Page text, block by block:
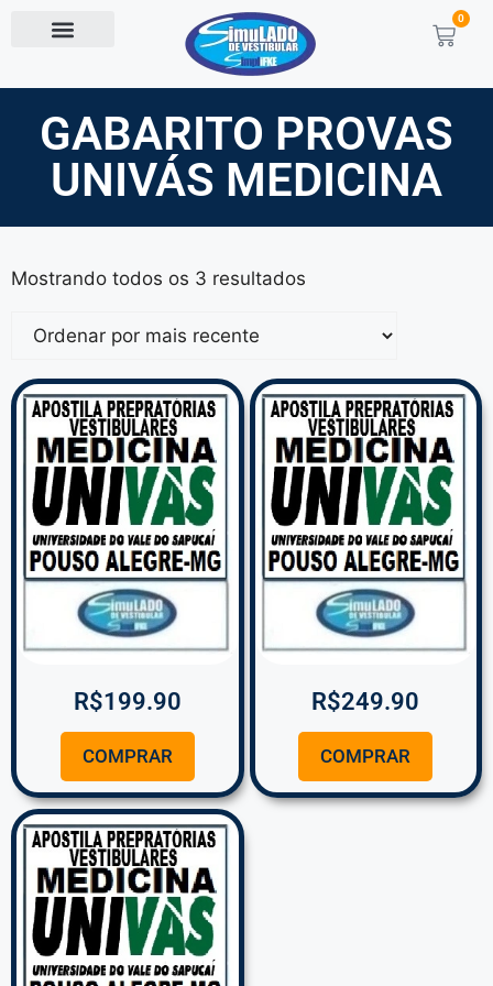
0
GABARITO PROVAS
UNIVÁS MEDICINA
Mostrando todos os 3 resultados
R$199.90
COMPRAR
R$249.90
COMPRAR